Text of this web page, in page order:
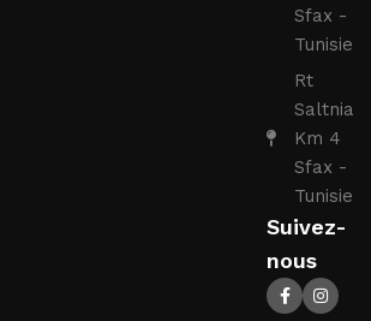
Sfax -
Tunisie
Rt
Saltnia
Km 4
Sfax -
Tunisie
Suivez-
nous